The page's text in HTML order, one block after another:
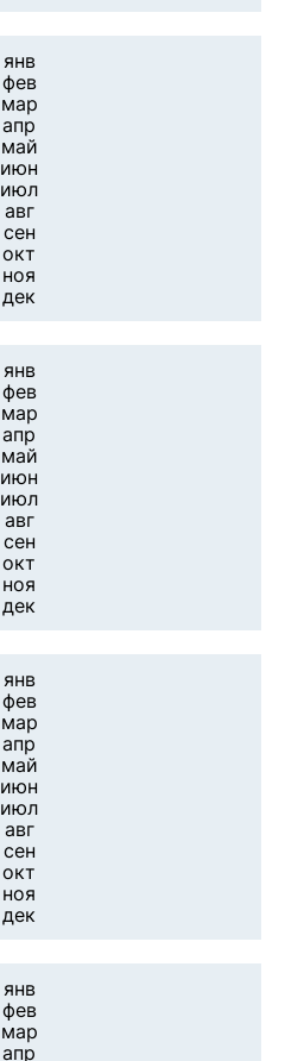
янв
фев
мар
апр
май
июн
июл
авг
сен
окт
ноя
дек
янв
фев
мар
апр
май
июн
июл
авг
сен
окт
ноя
дек
янв
фев
мар
апр
май
июн
июл
авг
сен
окт
ноя
дек
янв
фев
мар
апр